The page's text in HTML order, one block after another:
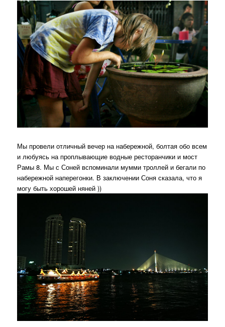
Мы провели отличный вечер на набережной, болтая обо всем
и любуясь на проплывающие водные ресторанчики и мост
Рамы 8. Мы с Соней вспоминали мумми троллей и бегали по
набережной наперегонки. В заключении Соня сказала, что я
могу быть хорошей няней ))